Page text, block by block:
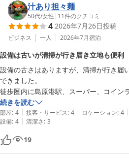
汁あり担々麺
50代/女性 | 11件のクチコミ
4 2026年7月26日投稿
ビジネス 一人 2026年7月宿泊
設備は古いが清掃が行き届き立地も便利
設備の古さはありますが、清掃が行き届
できました。
徒歩圏内に島原港駅、スーパー、コイン
朝食もバランスが良く、コスパ良しです。
続きを読む
部屋: 4 | 接客・サービス: 4 | ロケーション: 4 |
設備: 4 | 清潔さ: 3
19